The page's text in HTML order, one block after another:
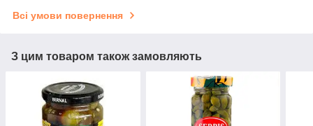
Всі умови повернення
З цим товаром також замовляють